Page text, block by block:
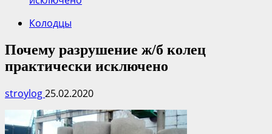
Колодцы
Почему разрушение ж/б колец
практически исключено
stroylog25.02.2020